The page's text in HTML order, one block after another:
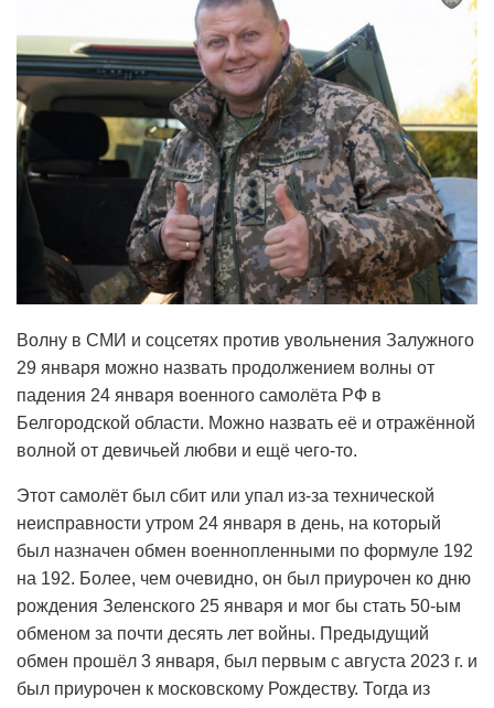
Волну в СМИ и соцсетях против увольнения Залужного
29 января можно назвать продолжением волны от
падения 24 января военного самолёта РФ в
Белгородской области. Можно назвать её и отражённой
волной от девичьей любви и ещё чего-то.
Этот самолёт был сбит или упал из-за технической
неисправности утром 24 января в день, на который
был назначен обмен военнопленными по формуле 192
на 192. Более, чем очевидно, он был приурочен ко дню
рождения Зеленского 25 января и мог бы стать 50-ым
обменом за почти десять лет войны. Предыдущий
обмен прошёл 3 января, был первым с августа 2023 г. и
был приурочен к московскому Рождеству. Тогда из